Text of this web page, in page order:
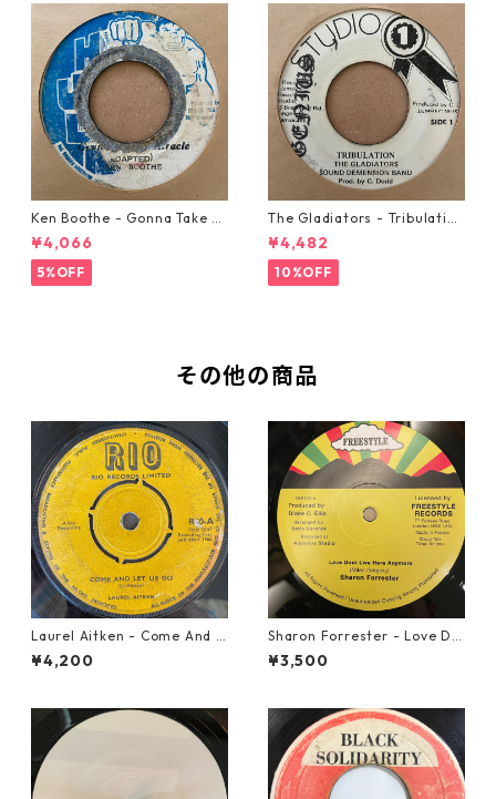
Ken Boothe - Gonna Take A
Miracle【7-21362】
¥4,066
5%OFF
The Gladiators - Tribulation
【7-21365】
¥4,482
10%OFF
その他の商品
Laurel Aitken - Come And L
et Us Go【7-21779】
¥4,200
Sharon Forrester - Love Do
n't Live Here Anymore【12-
50068】
¥3,500